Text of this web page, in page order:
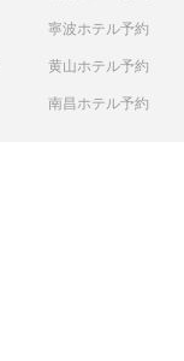
寧波ホテル予約
黄山ホテル予約
南昌ホテル予約